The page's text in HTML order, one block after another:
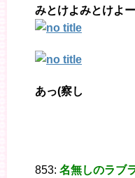
みとけよみとけよー
あっ(察し
853: 名無しのラブ